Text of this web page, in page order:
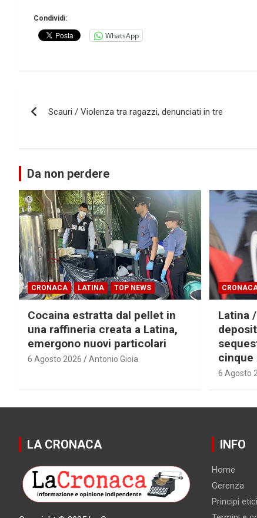
Condividi:
WhatsApp
articoli
Scauri / Violenza tra ragazzi, denunciati in tre
Da non perdere
CRONACA LATINA TOP NEWS
Cocaina estratta dal pellet in
una raffineria creata a Latina,
emergono nuovi particolari
6 Agosto 2026 Antonio Gioia
Latina
cinque
6 Agosto
LA CRONACA INFO
Home
Gerenza
Principi